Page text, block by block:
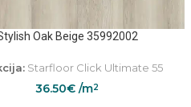
Oak Beige 35992002
Starfloor Click Ultimate 55
36.50€ /m2